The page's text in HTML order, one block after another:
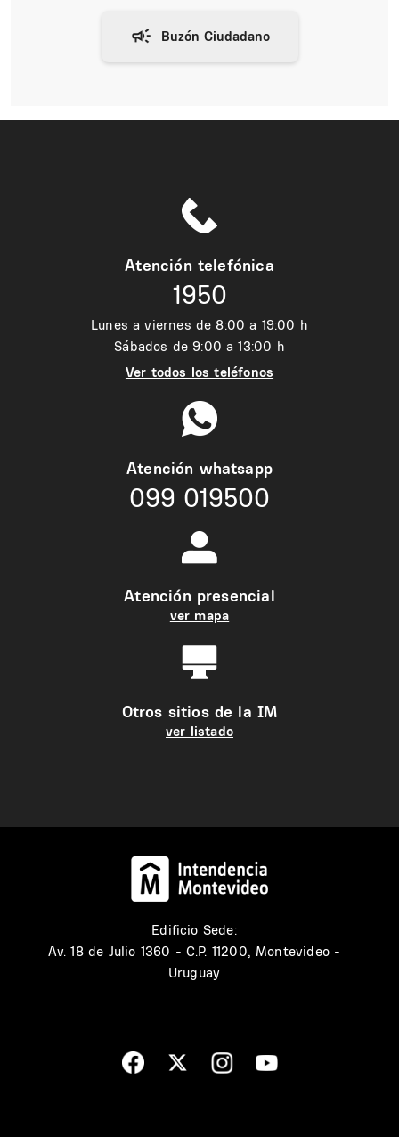
Atención telefónica
1950
Lunes a viernes de 8:00 a 19:00 h
Sábados de 9:00 a 13:00 h
Ver todos los teléfonos
Atención whatsapp
099 019500
Atención presencial
ver mapa
Otros sitios de la IM
ver listado
Edificio Sede:
Av. 18 de Julio 1360 - C.P. 11200, Montevideo -
Uruguay